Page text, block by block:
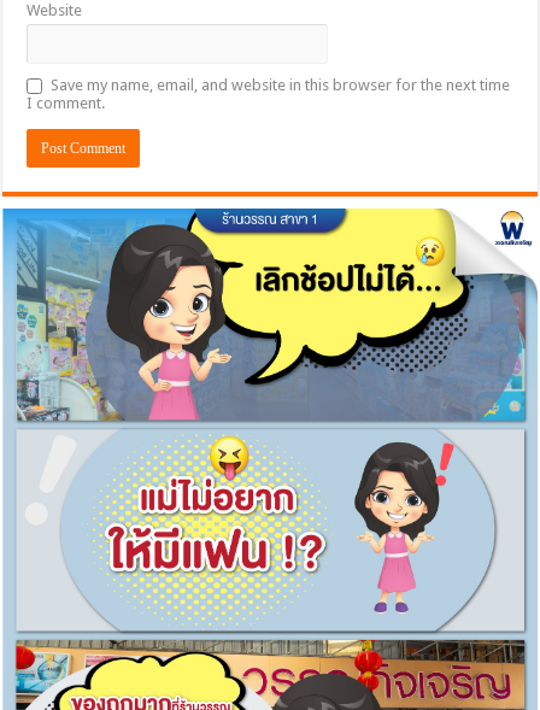
Website
Save my name, email, and website in this browser for the next time
I comment.